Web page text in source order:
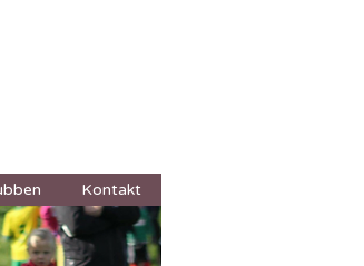
Kontakt